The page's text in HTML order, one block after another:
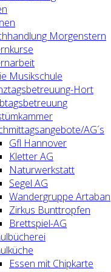
Morgenstern
Musikschule
Hort
AG´s
Gfl Hannover
Kletter AG
Naturwerkstatt
Segel AG
Wandergruppe Artaban
Zirkus Bunttropfen
Brettspiel-AG
Essen mit Chipkarte